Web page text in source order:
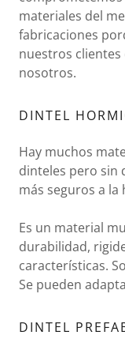
materiales del
fabricaciones
nuestros
nosotros.
DINTEL
Hay muchos
dinteles pero sin
más seguros a
Es un material
durabilidad,
características.
Se pueden
DINTEL